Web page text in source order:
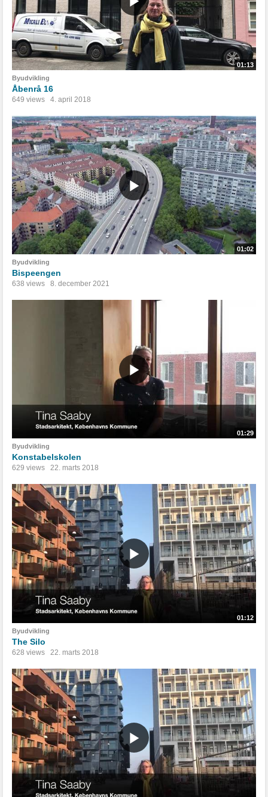
01:13
Byudvikling
Åbenrå 16
649 views 4. april 2018
01:02
Byudvikling
Bispeengen
638 views 8. december 2021
01:29
Byudvikling
Konstabelskolen
629 views 22. marts 2018
01:12
Byudvikling
The Silo
628 views 22. marts 2018